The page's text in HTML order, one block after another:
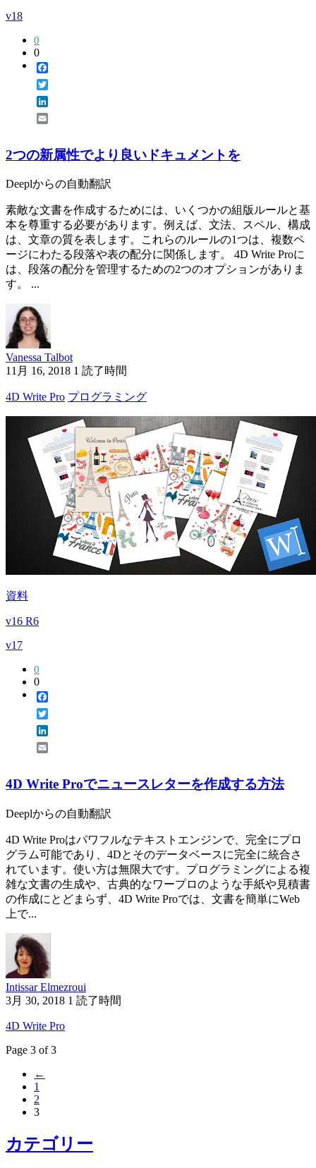
v18
0
0
2つの新属性でより良いドキュメントを
Deeplからの自動翻訳
素敵な文書を作成するためには、いくつかの組版ルールと基
本を尊重する必要があります。例えば、文法、スペル、構成
は、文章の質を表します。これらのルールの1つは、複数ペ
ージにわたる段落や表の配分に関係します。 4D Write Proに
は、段落の配分を管理するための2つのオプションがありま
す。 ...
Vanessa Talbot
11月 16, 2018 1 読了時間
4D Write Pro プログラミング
資料
v16 R6
v17
0
0
4D Write Proでニュースレターを作成する方法
Deeplからの自動翻訳
4D Write Proはパワフルなテキストエンジンで、完全にプロ
グラム可能であり、4Dとそのデータベースに完全に統合さ
れています。使い方は無限大です。プログラミングによる複
雑な文書の生成や、古典的なワープロのような手紙や見積書
の作成にとどまらず、4D Write Proでは、文書を簡単にWeb
上で...
Intissar Elmezroui
3月 30, 2018 1 読了時間
4D Write Pro
Page 3 of 3
←
1
2
3
カテゴリー